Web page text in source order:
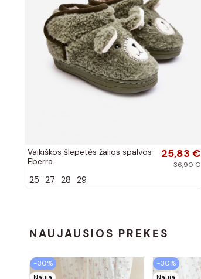
Vaikiškos šlepetės žalios spalvos
Eberra
25,83 €
36,90 €
25 27 28 29
NAUJAUSIOS PREKĖS
−30%
−30%